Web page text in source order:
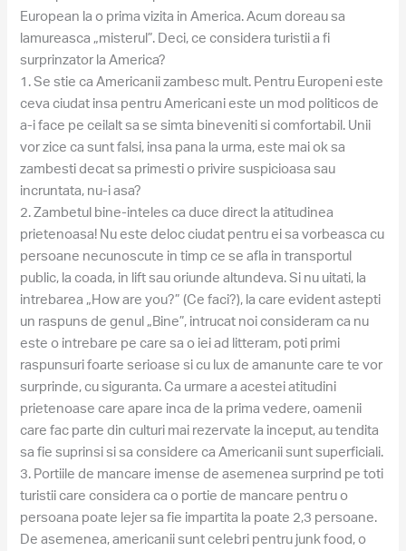
European la o prima vizita in America. Acum doreau sa
lamureasca „misterul”. Deci, ce considera turistii a fi
surprinzator la America?
1. Se stie ca Americanii zambesc mult. Pentru Europeni este
ceva ciudat insa pentru Americani este un mod politicos de
a-i face pe ceilalt sa se simta bineveniti si comfortabil. Unii
vor zice ca sunt falsi, insa pana la urma, este mai ok sa
zambesti decat sa primesti o privire suspicioasa sau
incruntata, nu-i asa?
2. Zambetul bine-inteles ca duce direct la atitudinea
prietenoasa! Nu este deloc ciudat pentru ei sa vorbeasca cu
persoane necunoscute in timp ce se afla in transportul
public, la coada, in lift sau oriunde altundeva. Si nu uitati, la
intrebarea „How are you?” (Ce faci?), la care evident astepti
un raspuns de genul „Bine”, intrucat noi consideram ca nu
este o intrebare pe care sa o iei ad litteram, poti primi
raspunsuri foarte serioase si cu lux de amanunte care te vor
surprinde, cu siguranta. Ca urmare a acestei atitudini
prietenoase care apare inca de la prima vedere, oamenii
care fac parte din culturi mai rezervate la inceput, au tendita
sa fie suprinsi si sa considere ca Americanii sunt superficiali.
3. Portiile de mancare imense de asemenea surprind pe toti
turistii care considera ca o portie de mancare pentru o
persoana poate lejer sa fie impartita la poate 2,3 persoane.
De asemenea, americanii sunt celebri pentru junk food, o